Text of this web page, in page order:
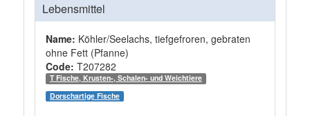
Lebensmittel
Name: Köhler/Seelachs, tiefgefroren, gebraten
ohne Fett (Pfanne)
Code: T207282
T Fische, Krusten-, Schalen- und Weichtiere
Dorschartige Fische